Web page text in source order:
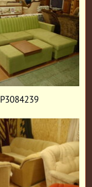
P3084239